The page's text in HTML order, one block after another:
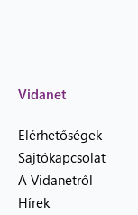
Vidanet
Elérhetőségek
Sajtókapcsolat
A Vidanetről
Hírek